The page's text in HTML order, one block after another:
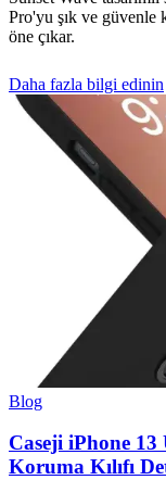
Pro'yu şık ve güvenle
öne çıkar.
Daha fazla bilgi edinin
Blog
Caseji iPhone
Koruma Kılıfı